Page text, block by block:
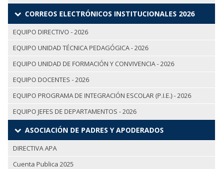
CORREOS ELECTRÓNICOS INSTITUCIONALES 2026
EQUIPO DIRECTIVO - 2026
EQUIPO UNIDAD TÉCNICA PEDAGÓGICA - 2026
EQUIPO UNIDAD DE FORMACIÓN Y CONVIVENCIA - 2026
EQUIPO DOCENTES - 2026
EQUIPO PROGRAMA DE INTEGRACIÓN ESCOLAR (P.I.E.) - 2026
EQUIPO JEFES DE DEPARTAMENTOS - 2026
ASOCIACIÓN DE PADRES Y APODERADOS
DIRECTIVA APA
Cuenta Publica 2025